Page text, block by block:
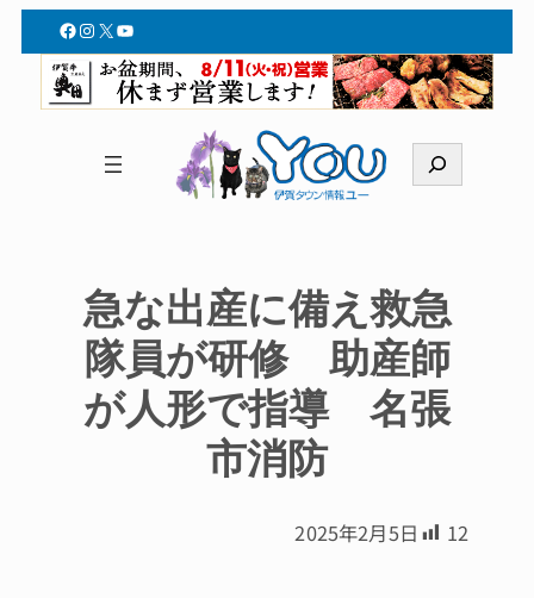
Facebook
Instagram
X YouTube
索
急な出産に備え救急
隊員が研修 助産師
が人形で指導 名張
市消防
2025年2月5日 12